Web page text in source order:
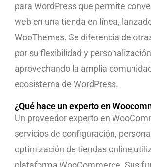
para WordPress que permite
web en una tienda en línea,
WooThemes. Se diferencia de
por su flexibilidad y
aprovechando la amplia
ecosistema de WordPress.
¿Qué hace un experto en
Un proveedor experto en
servicios de configuración,
optimización de tiendas online
plataforma WooCommerce. Sus